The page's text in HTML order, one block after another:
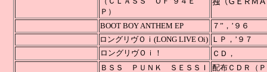
Ｐ）
BOOT BOY ANTHEM EP
７”，’９６
ロングリヴＯｉ(LONG LIVE Oi) ＬＰ
ロングリヴＯｉ！
ＣＤ，
ＢＳＳ ＰＵＮＫ ＳＥＳＳＩ
配布ＣＤＲ（